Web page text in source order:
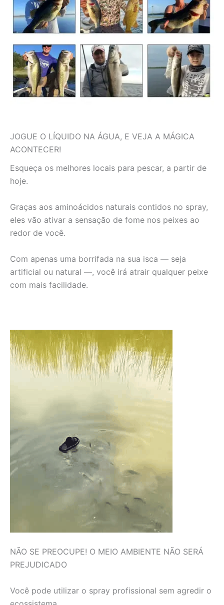
JOGUE O LÍQUIDO NA ÁGUA, E VEJA A MÁGICA
ACONTECER!
Esqueça os melhores locais para pescar, a partir de
hoje.
Graças aos aminoácidos naturais contidos no spray,
eles vão ativar a sensação de fome nos peixes ao
redor de você.
Com apenas uma borrifada na sua isca — seja
artificial ou natural —, você irá atrair qualquer peixe
com mais facilidade.
NÃO SE PREOCUPE! O MEIO AMBIENTE NÃO SERÁ
PREJUDICADO
Você pode utilizar o spray profissional sem agredir o